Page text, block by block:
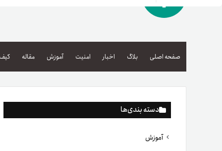
بازار تترلند
سرمایه‌گذاری آسان
صفحه اصلی بلاگ اخبار امنیت آموزش مقاله
دسته بندی‌ها
آموزش